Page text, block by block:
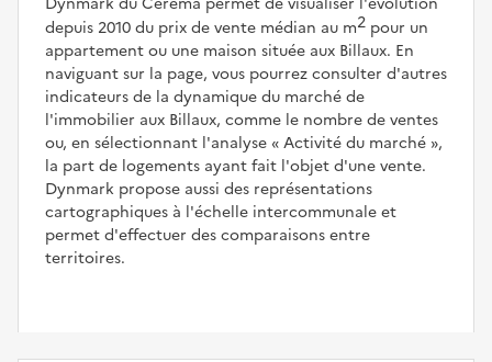
depuis 2010 du prix de vente médian au m2 pour un
appartement ou une maison située aux Billaux. En
naviguant sur la page, vous pourrez consulter d'autres
indicateurs de la dynamique du marché de
l'immobilier aux Billaux, comme le nombre de ventes
ou, en sélectionnant l'analyse
Activité du marché ,
la part de logements ayant fait l'objet d'une vente.
Dynmark propose aussi des représentations
cartographiques à l'échelle intercommunale et
permet d'effectuer des comparaisons entre
territoires.